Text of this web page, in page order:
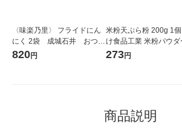
〈味楽乃里〉 フライドにん
にく 2袋 成城石井 おつま
み
820円
米粉天ぷら粉 200g 1
け食品工業 米粉パウダ
ルテンフリー
273円
商品説明